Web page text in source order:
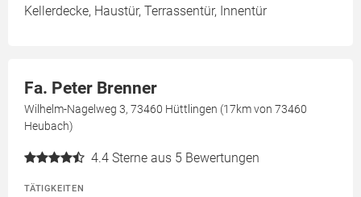
Kellerdecke, Haustür, Terrassentür, Innentür
Fa. Peter Brenner
Wilhelm-Nagelweg 3, 73460 Hüttlingen (17km von 73460
Heubach)
4.4 Sterne aus 5 Bewertungen
TÄTIGKEITEN